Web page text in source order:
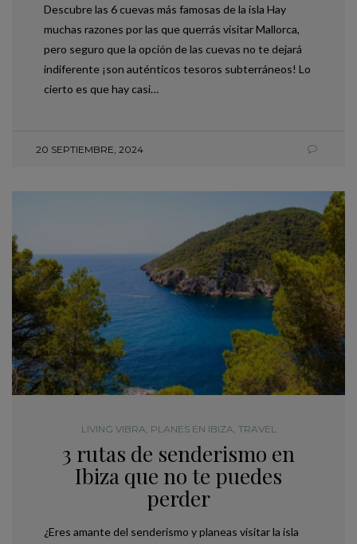
Descubre las 6 cuevas más famosas de la isla Hay
muchas razones por las que querrás visitar Mallorca,
pero seguro que la opción de las cuevas no te dejará
indiferente ¡son auténticos tesoros subterráneos! Lo
cierto es que hay casi…
20 SEPTIEMBRE, 2024
LIVING VIBRA, PLANES EN IBIZA, TRAVEL
3 rutas de senderismo en
Ibiza que no te puedes
perder
¿Eres amante del senderismo y planeas visitar la isla